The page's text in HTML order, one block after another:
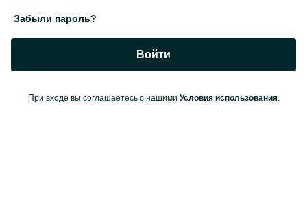
Забыли пароль?
Войти
При входе вы соглашаетесь с нашими Условия использования.